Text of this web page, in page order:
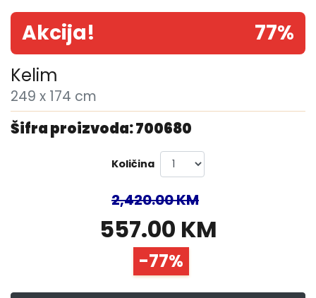
Akcija! 77%
Kelim
249 x 174 cm
Šifra proizvoda: 700680
Količina
2,420.00 KM
557.00 KM
-77%